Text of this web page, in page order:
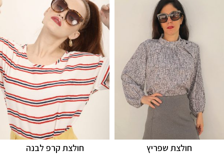
חולצת קרפ לבנה חולצת שפריץ